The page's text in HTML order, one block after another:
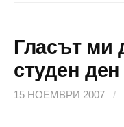
Гласът ми
студен ден
15 НОЕМВРИ 2007 /